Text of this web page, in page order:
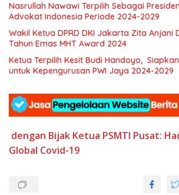
Nasrullah Nawawi Terpilih Sebagai
Advokat Indonesia Periode 2024-2029
Wakil Ketua DPRD DKI Jakarta Zita Anjani
Tahun Emas MHT Award 2024
Ketua Terpilih Kesit Budi Handoyo,
untuk Kepengurusan PWI Jaya 2024-2029
dengan Bijak Ketua PSMTI Pusat:
Global Covid-19